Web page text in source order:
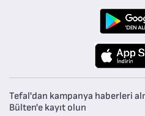
Tefal'dan kampanya haberleri
Bülten'e kayıt olun